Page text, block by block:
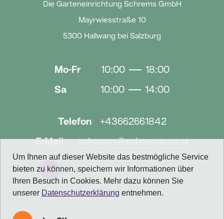
Die Garteneinrichtung Schrems GmbH
Mayrwiesstraße 10
5300 Hallwang bei Salzburg
Mo-Fr 10:00
18:00
Sa
10:00 14:00
Telefon
+43662661842
E-Mail
schrems@schrems.co.at
Kostenlosen Termin buchen
Um Ihnen auf dieser Website das bestmögliche Service
bieten zu können, speichern wir Informationen über
Ihren Besuch in Cookies. Mehr dazu können Sie
unserer Datenschutzerklärung entnehmen.